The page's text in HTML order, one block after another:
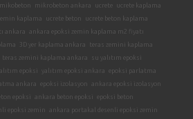
mikrobeton ankara ucrete
ucrete kaplama
kaplama ucrete beton
ucrete beton kaplama
ankara ankara epoksi zemin kaplama m2 fiyatı
3D yer kaplama ankara
teras zemini kaplama
teras zemini kaplama ankara
su yalıtım epoksi
epoksi yalıtım epoksi ankara epoksi parlatma
ankara epoksi izolasyon ankara epoksi izolasyon
epoksi ankara beton epoksi epoksi beton
epoksi zemin
ankara portakal desenli epoksi zemin